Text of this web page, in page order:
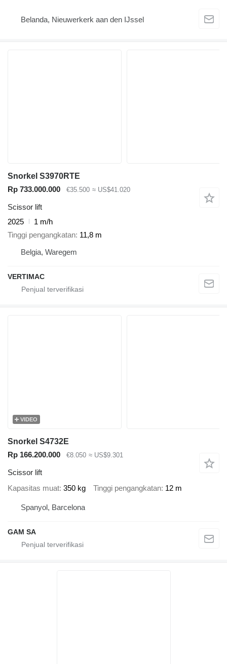
Belanda, Nieuwerkerk aan den IJssel
Snorkel S3970RTE
Rp 733.000.000
€35.500 ≈ US$41.020
Scissor lift
2025
1 m/h
Tinggi pengangkatan 11,8 m
Belgia, Waregem
VERTIMAC
VIDEO
Snorkel S4732E
Rp 166.200.000
€8.050 ≈ US$9.301
Scissor lift
Kapasitas muat 350 kg Tinggi pengangkatan 12 m
Spanyol, Barcelona
GAM SA